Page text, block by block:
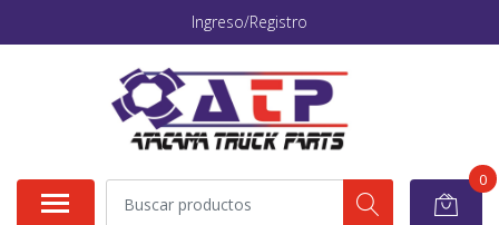
Ingreso/Registro
0